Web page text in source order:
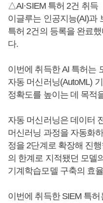
△AI·SIEM 특허 2건 취득
이글루는 인공지능(AI)과
특허 2건의 등록을 완료
다.
이번에 취득한 AI 특허는
자동 머신러닝(AutoML)
정확도를 높이는 데 목적
자동 머신러닝은 데이터
머신러닝 과정을 자동화
정을 2단계로 확장해 진
의 한계로 지적됐던 모델
기계학습모델 구축의 효
이번에 취득한 SIEM 특